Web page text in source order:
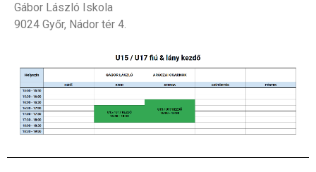
Gábor László Iskola
9024 Győr, Nádor tér 4.